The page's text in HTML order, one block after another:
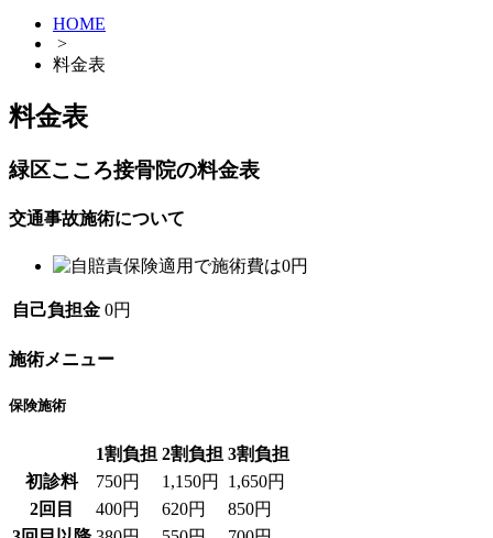
HOME
>
料金表
料金表
緑区こころ接骨院の料金表
交通事故施術について
自己負担金 0円
施術メニュー
保険施術
1割負担 2割負担 3割負担
初診料
750円 1,150円
1,650円
2回目
400円 620円
850円